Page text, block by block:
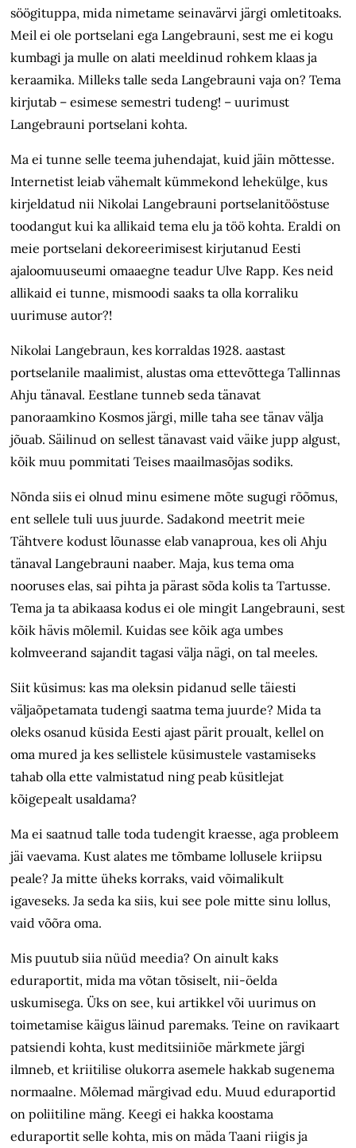
söögituppa, mida nimetame seinavärvi järgi omletitoaks.
Meil ei ole portselani ega Langebrauni, sest me ei kogu
kumbagi ja mulle on alati meeldinud rohkem klaas ja
keraamika. Milleks talle seda Langebrauni vaja on? Tema
kirjutab – esimese semestri tudeng! – uurimust
Langebrauni portselani kohta.
Ma ei tunne selle teema juhendajat, kuid jäin mõttesse.
Internetist leiab vähemalt kümmekond lehekülge, kus
kirjeldatud nii Nikolai Langebrauni portselanitööstuse
toodangut kui ka allikaid tema elu ja töö kohta. Eraldi on
meie portselani dekoreerimisest kirjutanud Eesti
ajaloomuuseumi omaaegne teadur Ulve Rapp. Kes neid
allikaid ei tunne, mismoodi saaks ta olla korraliku
uurimuse autor?!
Nikolai Langebraun, kes korraldas 1928. aastast
portselanile maalimist, alustas oma ettevõttega Tallinnas
Ahju tänaval. Eestlane tunneb seda tänavat
panoraamkino Kosmos järgi, mille taha see tänav välja
jõuab. Säilinud on sellest tänavast vaid väike jupp algust,
kõik muu pommitati Teises maailmasõjas sodiks.
Nõnda siis ei olnud minu esimene mõte sugugi rõõmus,
ent sellele tuli uus juurde. Sadakond meetrit meie
Tähtvere kodust lõunasse elab vanaproua, kes oli Ahju
tänaval Langebrauni naaber. Maja, kus tema oma
nooruses elas, sai pihta ja pärast sõda kolis ta Tartusse.
Tema ja ta abikaasa kodus ei ole mingit Langebrauni, sest
kõik hävis mõlemil. Kuidas see kõik aga umbes
kolmveerand sajandit tagasi välja nägi, on tal meeles.
Siit küsimus: kas ma oleksin pidanud selle täiesti
väljaõpetamata tudengi saatma tema juurde? Mida ta
oleks osanud küsida Eesti ajast pärit proualt, kellel on
oma mured ja kes sellistele küsimustele vastamiseks
tahab olla ette valmistatud ning peab küsitlejat
kõigepealt usaldama?
Ma ei saatnud talle toda tudengit kraesse, aga probleem
jäi vaevama. Kust alates me tõmbame lollusele kriipsu
peale? Ja mitte üheks korraks, vaid võimalikult
igaveseks. Ja seda ka siis, kui see pole mitte sinu lollus,
vaid võõra oma.
Mis puutub siia nüüd meedia? On ainult kaks
eduraportit, mida ma võtan tõsiselt, nii-öelda
uskumisega. Üks on see, kui artikkel või uurimus on
toimetamise käigus läinud paremaks. Teine on ravikaart
patsiendi kohta, kust meditsiiniõe märkmete järgi
ilmneb, et kriitilise olukorra asemele hakkab sugenema
normaalne. Mõlemad märgivad edu. Muud eduraportid
on poliitiline mäng. Keegi ei hakka koostama
eduraportit selle kohta, mis on mäda Taani riigis ja